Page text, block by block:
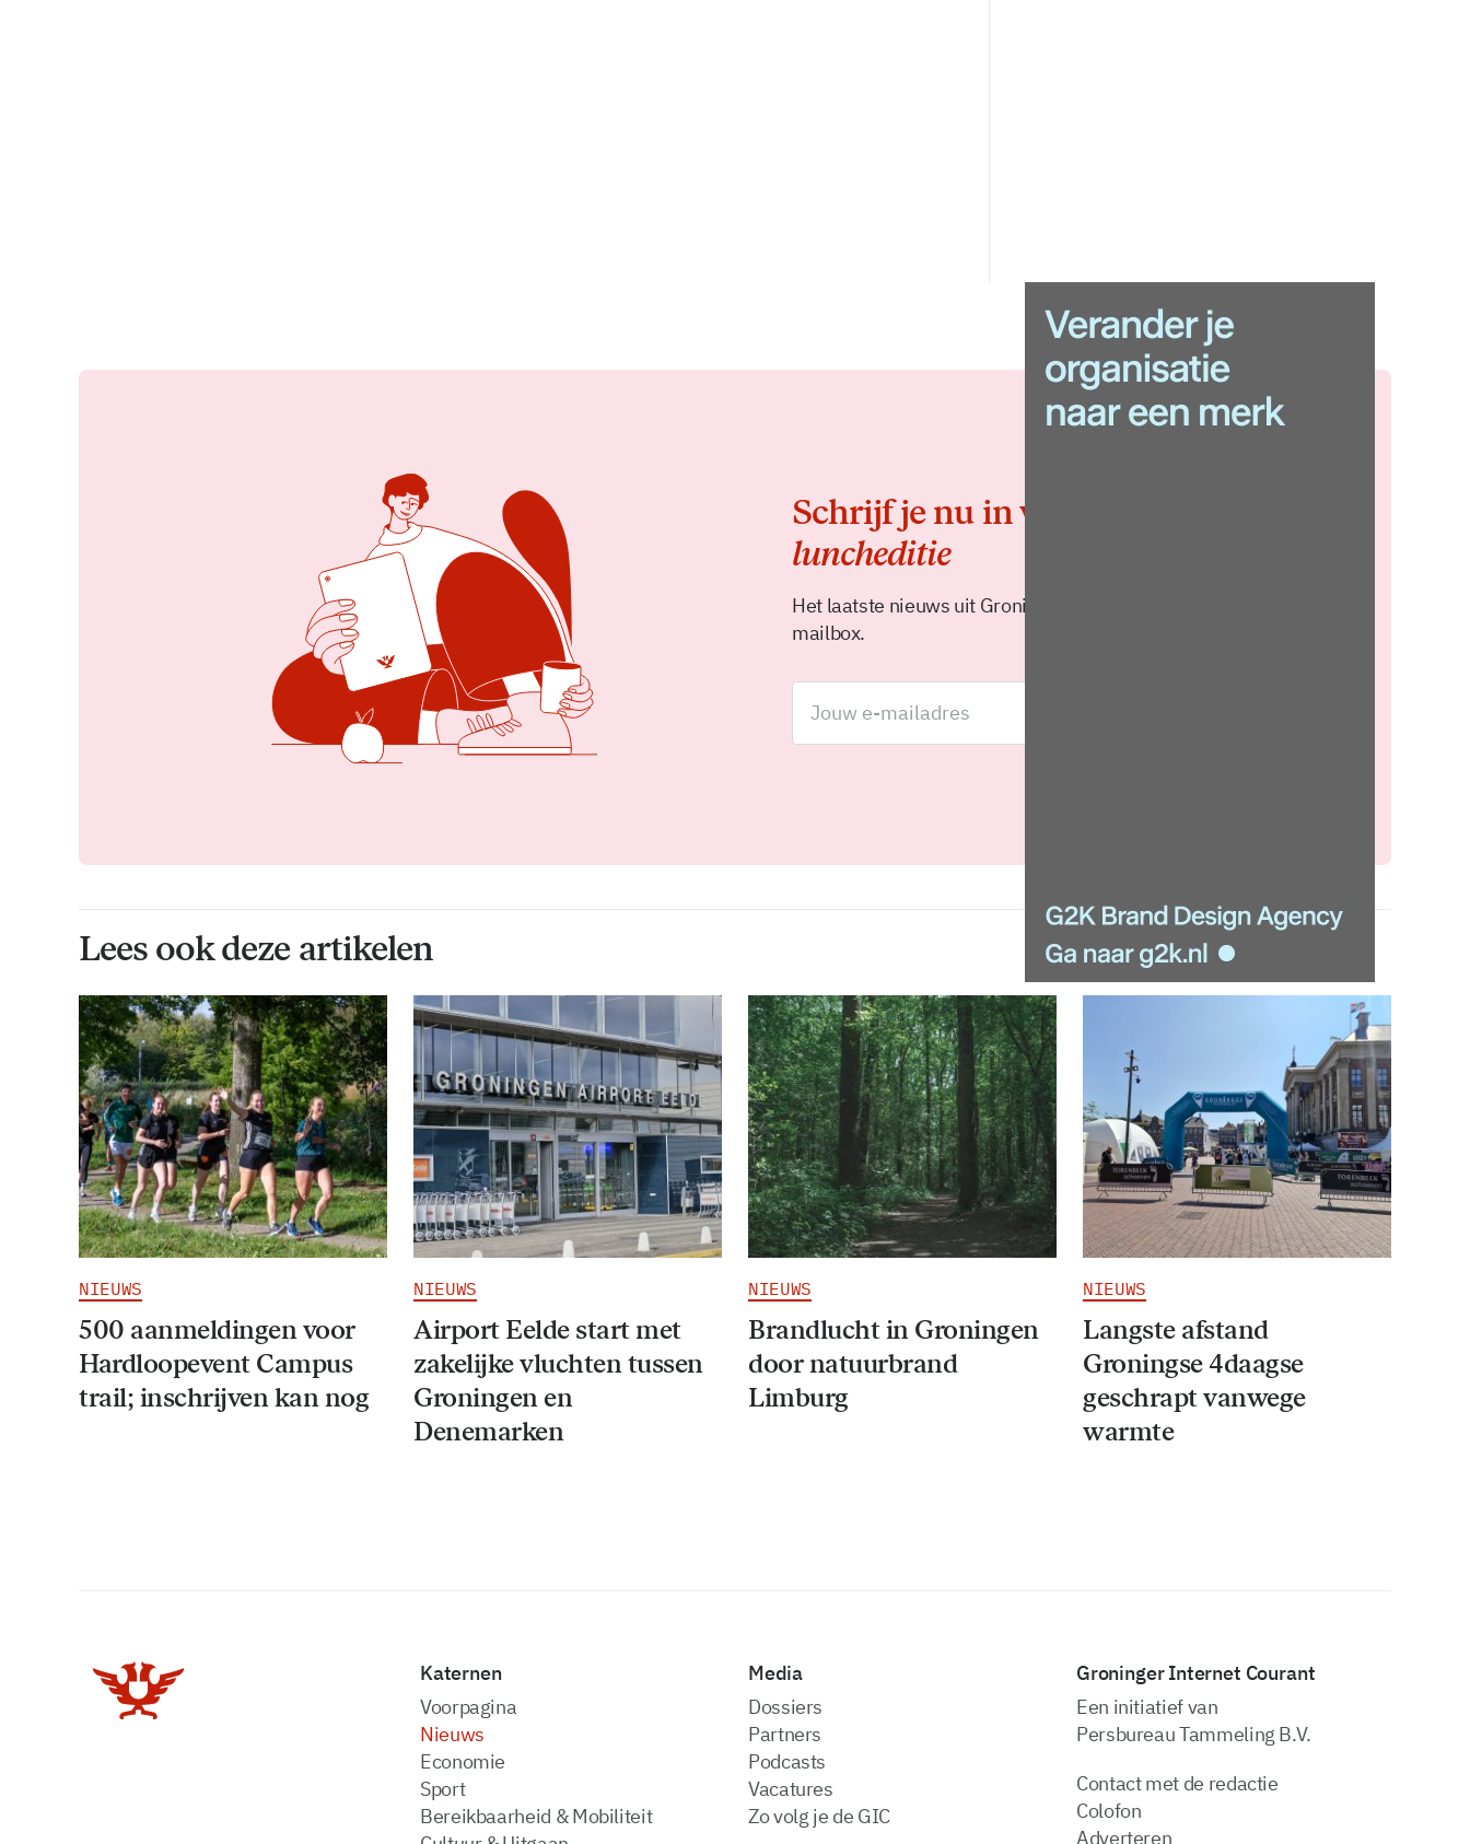
Schrijf je nu in voor de
luncheditie
Het laatste nieuws uit Groningen elke middag in je
mailbox.
Lees ook deze artikelen
NIEUWS
500 aanmeldingen voor
Hardloopevent Campus
trail; inschrijven kan nog
NIEUWS
Airport Eelde start met
zakelijke vluchten tussen
Groningen en
Denemarken
NIEUWS
Brandlucht in Groningen
door natuurbrand
Limburg
NIEUWS
Langste afstand
Groningse 4daagse
geschrapt vanwege
warmte
Katernen
Voorpagina
Nieuws
Economie
Sport
Bereikbaarheid & Mobiliteit
Media
dossiers
partners
podcasts
vacatures
zo volg je de GIC
Groninger Internet Courant
Een initiatief van
Persbureau Tammeling B.V.
Contact met de redactie
Colofon
Adverteren